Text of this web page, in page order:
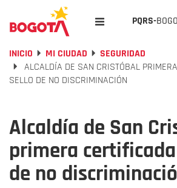
PQRS-
INICIO MI CIUDAD
SEGURIDAD
ALCALDÍA DE SAN CRISTÓBAL
SELLO DE NO DISCRIMINACIÓN
Alcaldía de San
primera
de no